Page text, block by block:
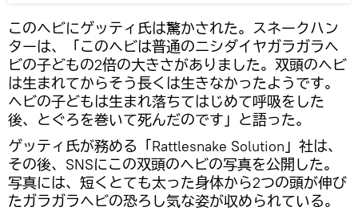
このヘビにゲッティ氏は驚かされた。スネークハン
ターは、「このヘビは普通のニシダイヤガラガラヘ
ビの子どもの2倍の大きさがありました。双頭のヘビ
は生まれてからそう長くは生きなかったようです。
ヘビの子どもは生まれ落ちてはじめて呼吸をした
後、とぐろを巻いて死んだのです」と語った。
ゲッティ氏が務める「Rattlesnake Solution」社は、
その後、SNSにこの双頭のヘビの写真を公開した。
写真には、短くとても太った身体から2つの頭が伸び
たガラガラヘビの恐ろし気な姿が収められている。